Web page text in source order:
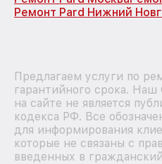
Ремонт Pard Нижний
Предлагаем услуги по
гарантийного срока.
на сайте не является
кодекса РФ. Все
для информирования
которые не связаны с
введенных в